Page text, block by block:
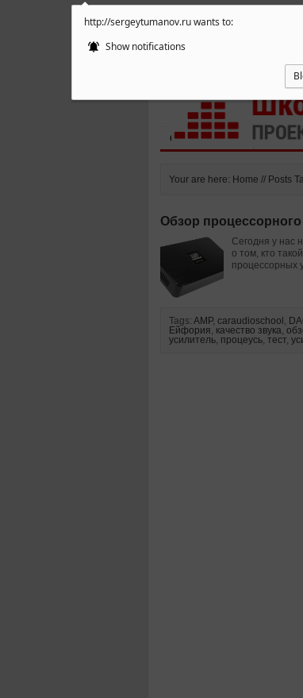
http://sergeytumanov.ru wants to:
Show notifications
Статьи и видео
Your are here: Home // Posts
Обзор процессорного
Сегодня у нас
о том, кто
процессорных
Tags: AMP, caraudioschool ,
Ейфория, качество звука,
усилитель, процеусь, тест,